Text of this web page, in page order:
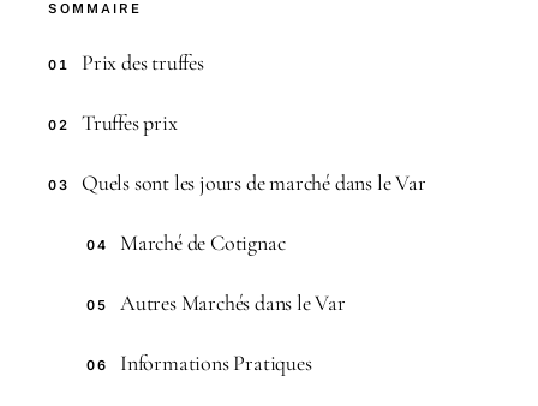
SOMMAIRE
01 Prix des truffes
02 Truffes prix
03 Quels sont les jours de marché dans le Var
04 Marché de Cotignac
05 Autres Marchés dans le Var
06 Informations Pratiques